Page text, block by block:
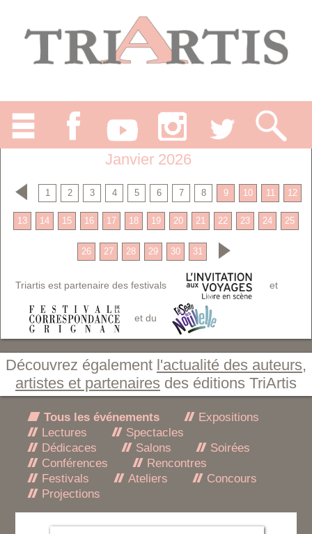
Janvier 2026
1 2 3 4 5 6 7 8 9 10 11 12
13 14 15 16 17 18 19 20 21 22 23 24 25
26 27 28 29 30 31
Triartis est partenaire des festivals et
et du
Découvrez également l'actualité des auteurs,
artistes et partenaires des éditions TriArtis
Tous les événements
Expositions
Lectures
Spectacles
Dédicaces
Salons
Soirées
Conférences
Rencontres
Festivals
Ateliers
Concours
Projections